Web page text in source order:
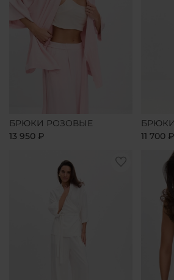
БРЮКИ РОЗОВЫЕ
13 950 ₽
11 700 ₽